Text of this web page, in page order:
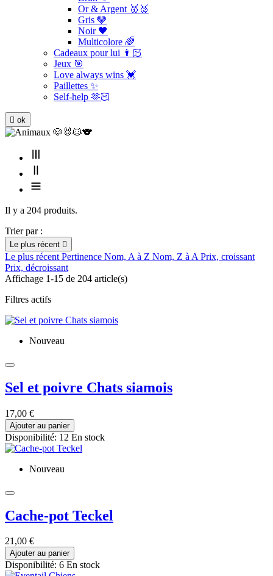
Or & Argent 🥇🥈
Gris 🩶
Noir 🖤
Multicolore 🌈
Cadeaux pour lui 👨🏻
Jeux 🎯
Love always wins 💓
Paillettes ✨
Self-help 🫶🏻
 ok
Il y a 204 produits.
Trier par :
Le plus récent 
Le plus récent Pertinence Nom, A à Z Nom, Z à A Prix, croissant
Prix, décroissant
Affichage 1-15 de 204 article(s)
Filtres actifs
Nouveau
Sel et poivre Chats siamois
17,00 €
Ajouter au panier
Disponibilité: 12 En stock
Nouveau
Cache-pot Teckel
21,00 €
Ajouter au panier
Disponibilité: 6 En stock